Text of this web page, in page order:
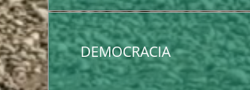
DEMOCRACIA